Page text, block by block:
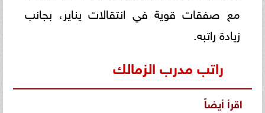
مع صفقات قوية في انتقالات يناير، بجانب
زيادة راتبه.
راتب مدرب الزمالك
اقرأ أيضاً